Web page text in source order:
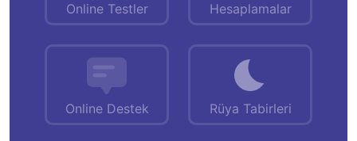
Online Testler Hesaplamalar
Online Destek Rüya Tabirleri